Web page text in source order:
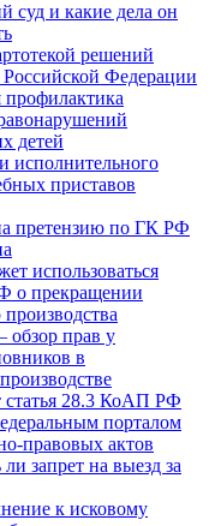
суд и какие дела он
решений
Федерации
профилактика
детей
исполнительного
приставов
претензию по ГК РФ
использоваться
о прекращении
прав у
в
статья 28.3 КоАП РФ
порталом
правовых актов
запрет на выезд за
к исковому